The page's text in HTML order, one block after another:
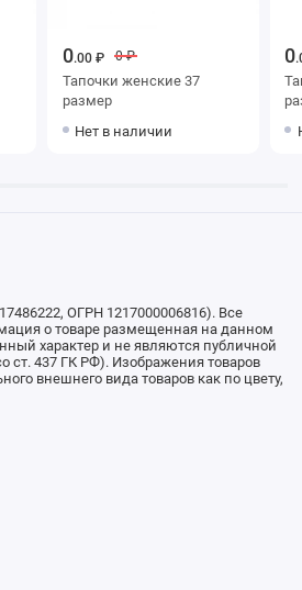
0.00 ₽ 0 ₽
Тапочки женские 37
размер
Нет в наличии
0
ОГРН 1217000006816). Все
о товаре размещенная на данном
характер и не являются публичной
ст. 437 ГК РФ). Изображения товаров
внешнего вида товаров как по цвету,